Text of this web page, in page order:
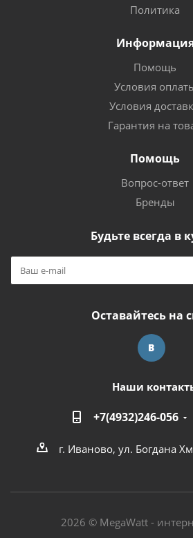
Политика
Помощь
Условия
Условия
Гарантия на
Помощь
Вопрос-ответ
Бренды
Будьте всегда в
Оставайтесь на
Наши
+7(4932)246-056
г. Иваново, ул. Богдана
2026 © MegaWatt -